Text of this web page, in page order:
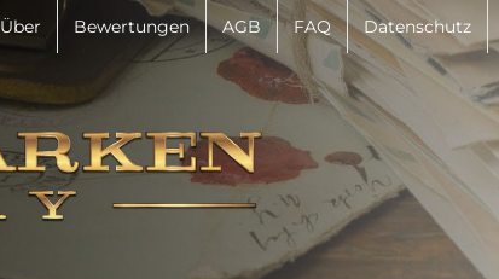
Über Bewertungen AGB FAQ Datenschutz